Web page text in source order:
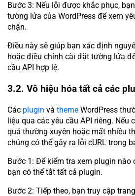
Bước 3: Nếu lỗi được khắc phục,
tường lửa của WordPress để xem
chặn.
Điều này sẽ giúp bạn xác định
hoặc điều chỉnh cài đặt tường lửa
cầu API hợp lệ.
3.2. Vô hiệu hóa tất cả các
Các plugin và theme WordPress
liệu qua các yêu cầu API riêng. Nếu
quá thường xuyên hoặc mất nhiều
chúng có thể gây ra lỗi cURL trong
Bước 1: Để kiểm tra xem plugin nào
bạn có thể tắt tất cả plugin.
Bước 2: Tiếp theo, bạn truy cập trang